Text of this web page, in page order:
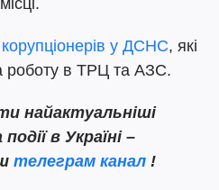
у ДСНС, які
роботу в ТРЦ та АЗС.
найактуальніші
в Україні –
телеграм канал !